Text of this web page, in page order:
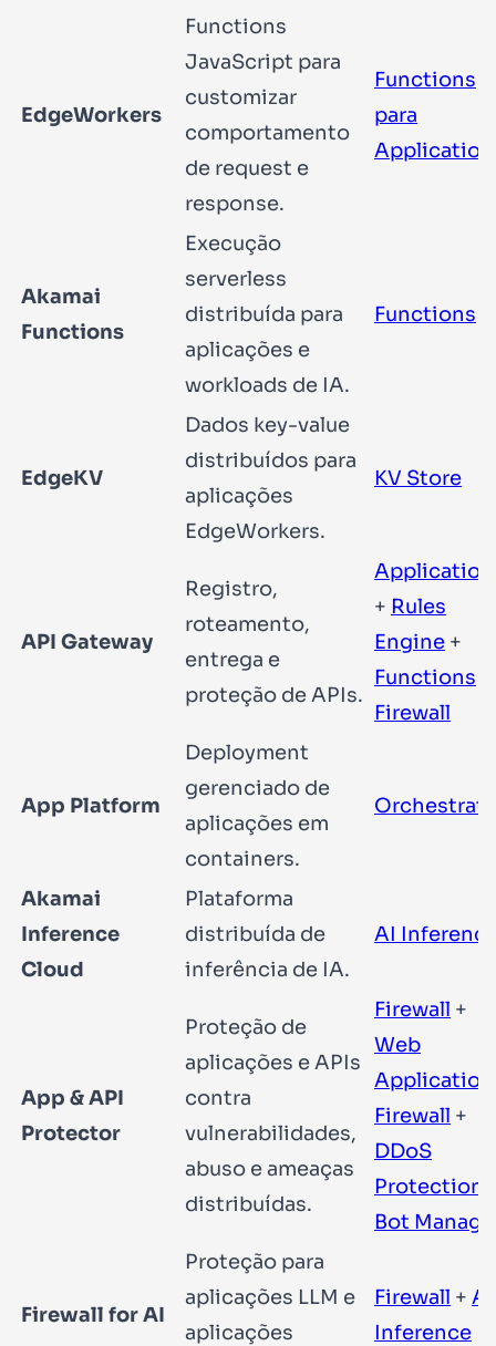
EdgeWorkers
Functions
JavaScript para
customizar
comportamento
de request e
response.
Functions
para
Akamai
Functions
Execução
serverless
distribuída para
aplicações e
workloads de IA.
Functions
EdgeKV
Dados key-value
distribuídos para
aplicações
EdgeWorkers.
KV Store
API Gateway
Registro,
roteamento,
entrega e
proteção de APIs.
+ Rules
Engine +
Functions
Firewall
App Platform
Deployment
gerenciado de
aplicações em
containers.
Akamai
Inference
Cloud
Plataforma
distribuída de
inferência de IA.
AI
App & API
Protector
Proteção de
aplicações e APIs
contra
vulnerabilidades,
abuso e ameaças
distribuídas.
Firewall +
Web
Application
Firewall +
DDoS
Protection
Bot
Firewall for AI
Proteção para
aplicações LLM e
aplicações
Firewall + AI
Inference